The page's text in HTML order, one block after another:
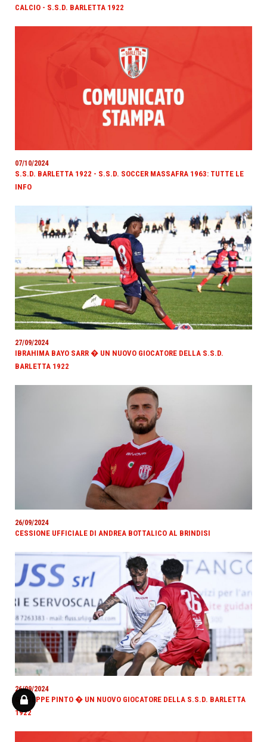
CALCIO - S.S.D. BARLETTA 1922
07/10/2024
S.S.D. BARLETTA 1922 - S.S.D. SOCCER MASSAFRA 1963: TUTTE LE
INFO
27/09/2024
IBRAHIMA BAYO SARR � UN NUOVO GIOCATORE DELLA S.S.D.
BARLETTA 1922
26/09/2024
CESSIONE UFFICIALE DI ANDREA BOTTALICO AL BRINDISI
26/09/2024
GIUSEPPE PINTO � UN NUOVO GIOCATORE DELLA S.S.D. BARLETTA
1922